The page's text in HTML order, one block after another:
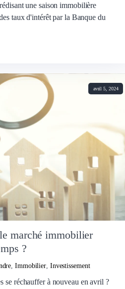
une saison immobilière
taux d'intérêt par la Banque du
avril 5, 2024
marché immobilier
?
,Immobilier, Investissement
se réchauffer à nouveau en avril ?